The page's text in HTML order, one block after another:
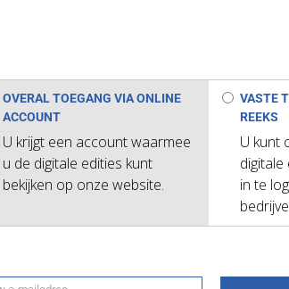
OVERAL TOEGANG VIA ONLINE
ACCOUNT
U krijgt een account waarmee
u de digitale edities kunt
bekijken op onze website.
VASTE
REEKS
U kunt
in te